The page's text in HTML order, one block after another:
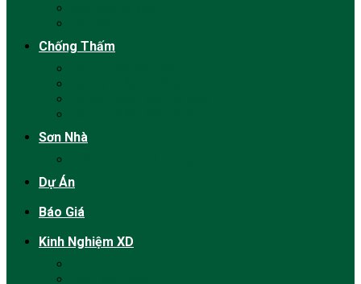
Chống Thấm
Sơn Nhà
Dự Án
Báo Giá
Kinh Nghiệm XD